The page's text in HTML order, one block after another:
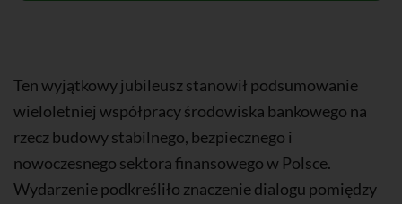
Ten wyjątkowy jubileusz stanowił podsumowanie
wieloletniej współpracy środowiska bankowego na
rzecz budowy stabilnego, bezpiecznego i
nowoczesnego sektora finansowego w Polsce.
Wydarzenie podkreśliło znaczenie dialogu pomiędzy